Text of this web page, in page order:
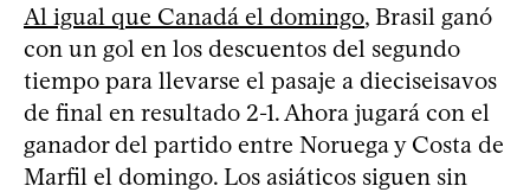
Al igual que Canadá el domingo, Brasil ganó
con un gol en los descuentos del segundo
tiempo para llevarse el pasaje a dieciseisavos
de final en resultado 2-1. Ahora jugará con el
ganador del partido entre Noruega y Costa de
Marfil el domingo. Los asiáticos siguen sin